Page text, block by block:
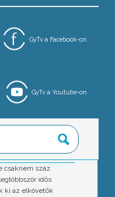
GyTv a Facebook-on
GyTv a Youtube-on
csaknem száz
idős
ki az elkövetők